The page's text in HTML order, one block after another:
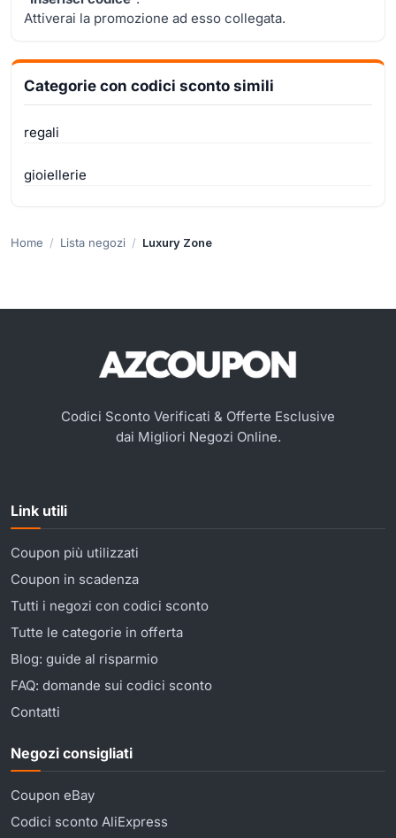
Attiverai la promozione ad esso collegata.
Categorie con codici sconto simili
regali
gioiellerie
Home Lista negozi Luxury Zone
Codici Sconto Verificati & Offerte Esclusive
dai Migliori Negozi Online.
Link utili
Coupon più utilizzati
Coupon in scadenza
Tutti i negozi con codici sconto
Tutte le categorie in offerta
Blog: guide al risparmio
FAQ: domande sui codici sconto
Contatti
Negozi consigliati
Coupon eBay
Codici sconto AliExpress